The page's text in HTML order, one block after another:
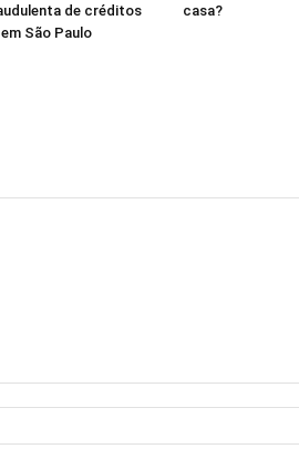
de créditos
São Paulo
casa?